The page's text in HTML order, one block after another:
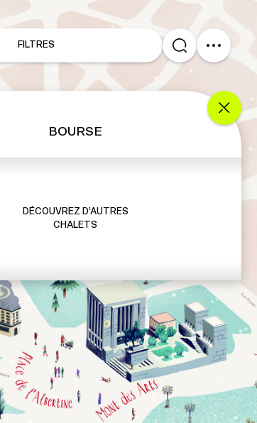
FILTRES
BOURSE
DÉCOUVREZ D’AUTRES
CHALETS